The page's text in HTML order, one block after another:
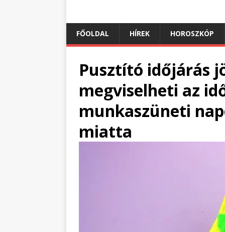
FŐOLDAL HÍREK HOROSZKÓP
Pusztító időjárás
megviselheti az
munkaszüneti
miatta